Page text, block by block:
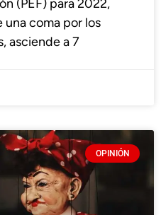
(PEF) para 2022,
una coma por los
asciende a 7
OPINIÓN